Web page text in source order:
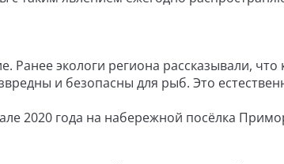
Ранее экологи региона рассказывали,
и безопасны для рыб. Это
2020 года на набережной посёлка